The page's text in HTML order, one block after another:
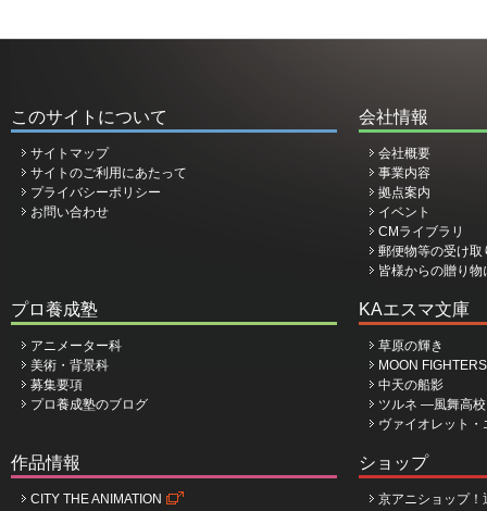
このサイトについて
サイトマップ
サイトのご利用にあたって
プライバシーポリシー
お問い合わせ
会社情報
会社概要
事業内容
拠点案内
イベント
CMライブラリ
郵便物等の受け取
皆様からの贈り
プロ養成塾
アニメーター科
美術・背景科
募集要項
プロ養成塾のブログ
KAエスマ文庫
草原の輝き
MOON
中天の船影
ツルネ ―風舞高
ヴァイオレット
作品情報
CITY THE ANIMATION
ショップ
京アニショップ！